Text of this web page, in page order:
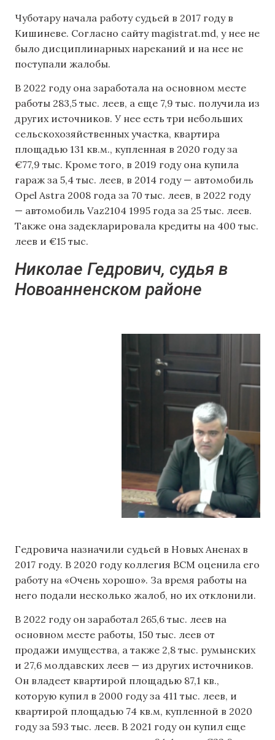
Чуботару начала работу судьей в 2017 году в
Кишиневе. Согласно сайту magistrat.md, у нее не
было дисциплинарных нареканий и на нее не
поступали жалобы.
В 2022 году она заработала на основном месте
работы 283,5 тыс. леев, а еще 7,9 тыс. получила из
других источников. У нее есть три небольших
сельскохозяйственных участка, квартира
площадью 131 кв.м., купленная в 2020 году за
€77,9 тыс. Кроме того, в 2019 году она купила
гараж за 5,4 тыс. леев, в 2014 году — автомобиль
Opel Astra 2008 года за 70 тыс. леев, в 2022 году
— автомобиль Vaz2104 1995 года за 25 тыс. леев.
Также она задекларировала кредиты на 400 тыс.
леев и €15 тыс.
Николае Гедрович, судья в
Новоанненском районе
Гедровича назначили судьей в Новых Аненах в
2017 году. В 2020 году коллегия ВСМ оценила его
работу на «Очень хорошо». За время работы на
него подали несколько жалоб, но их отклонили.
В 2022 году он заработал 265,6 тыс. леев на
основном месте работы, 150 тыс. леев от
продажи имущества, а также 2,8 тыс. румынских
и 27,6 молдавских леев — из других источников.
Он владеет квартирой площадью 87,1 кв.,
которую купил в 2000 году за 411 тыс. леев, и
квартирой площадью 74 кв.м, купленной в 2020
году за 593 тыс. леев. В 2021 году он купил еще